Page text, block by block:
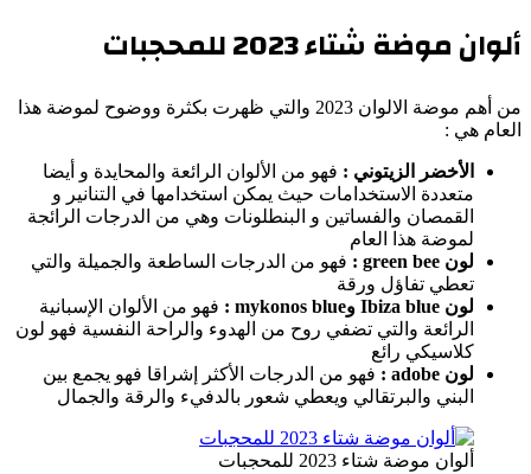
ألوان موضة شتاء2023للمحجبات
من أهم موضة الالوان 2023 والتي ظهرت بكثرة ووضوح لموضة هذا
العام هي :
الأخضر الزيتوني : فهو من الألوان الرائعة والمحايدة و أيضا
متعددة الاستخدامات حيث يمكن استخدامها في التنانير و
القمصان والفساتين و البنطلونات وهي من الدرجات الرائجة
لموضة هذا العام
لون green bee
: فهو من الدرجات الساطعة والجميلة والتي
تعطي تفاؤل ورقة
لون Ibiza blue وmykonos blue
: فهو من الألوان الإسبانية
الرائعة والتي تضفي روح من الهدوء والراحة النفسية فهو لون
كلاسيكي رائع
لون adobe
: فهو من الدرجات الأكثر إشراقا فهو يجمع بين
البني والبرتقالي ويعطي شعور بالدفيء والرقة والجمال
ألوان موضة شتاء 2023 للمحجبات